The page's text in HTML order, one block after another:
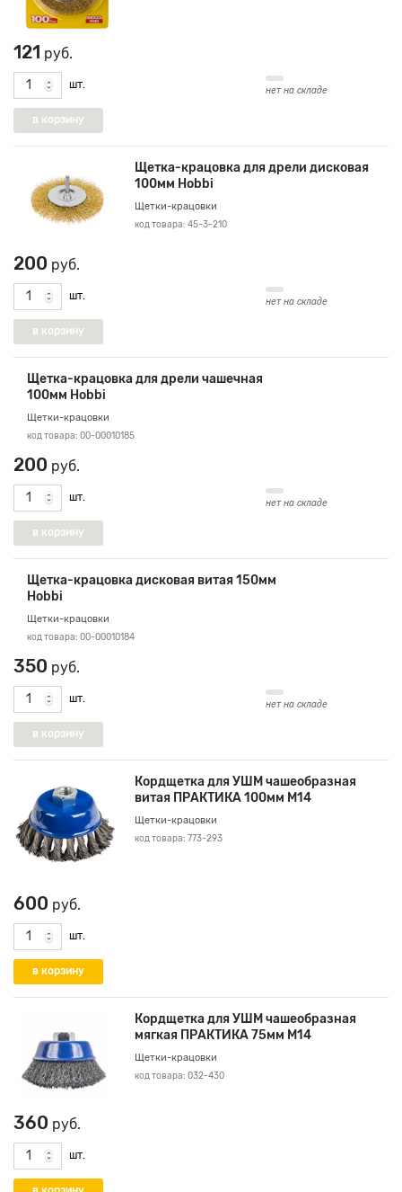
121 руб.
шт. нет на складе
Щетка-крацовка для дрели дисковая
100мм Hobbi
Щетки-крацовки
код товара: 45-3-210
200 руб.
шт. нет на складе
Щетка-крацовка для дрели чашечная
100мм Hobbi
Щетки-крацовки
код товара: 00-00010185
200 руб.
шт. нет на складе
Щетка-крацовка дисковая витая 150мм
Hobbi
Щетки-крацовки
код товара: 00-00010184
350 руб.
шт. нет на складе
Кордщетка для УШМ чашеобразная
витая ПРАКТИКА 100мм М14
Щетки-крацовки
код товара: 773-293
600 руб.
шт.
Кордщетка для УШМ чашеобразная
мягкая ПРАКТИКА 75мм М14
Щетки-крацовки
код товара: 032-430
360 руб.
шт.